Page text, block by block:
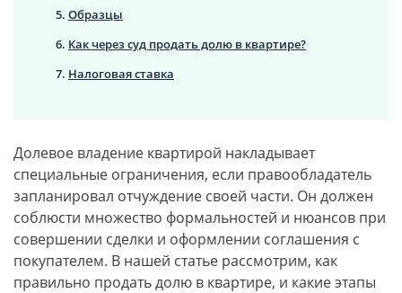
Образцы
Как через суд продать долю в квартире?
Налоговая ставка
Долевое владение квартирой накладывает
специальные ограничения, если правообладатель
запланировал отчуждение своей части. Он должен
соблюсти множество формальностей и нюансов при
совершении сделки и оформлении соглашения с
покупателем. В нашей статье рассмотрим, как
правильно продать долю в квартире, и какие этапы